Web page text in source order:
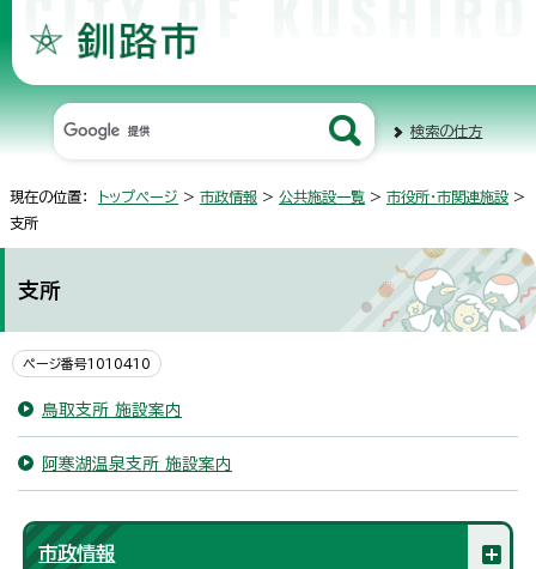
検索の仕方
現在の位置： トップページ > 市政情報 > 公共施設一覧 > 市役所・市関連施設 >
支所
支所
ページ番号1010410
鳥取支所 施設案内
阿寒湖温泉支所 施設案内
市政情報